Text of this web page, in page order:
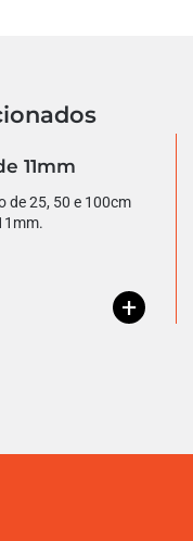
11mm
de 25, 50 e 100cm
+